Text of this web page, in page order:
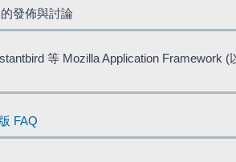
發佈與討論
等 Mozilla Application Framework
FAQ